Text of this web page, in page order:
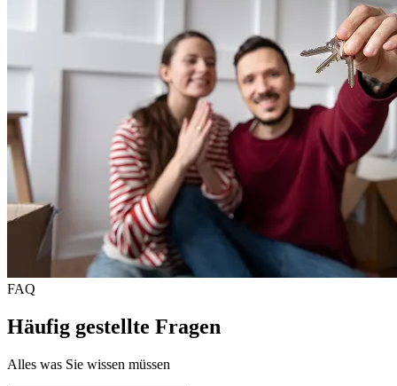
FAQ
Häufig gestellte Fragen
Alles was Sie wissen müssen